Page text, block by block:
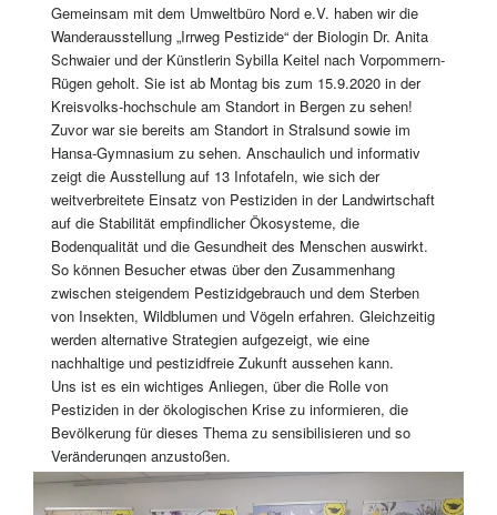
Gemeinsam mit dem Umweltbüro Nord e.V. haben wir die
Wanderausstellung „Irrweg Pestizide“ der Biologin Dr. Anita
Schwaier und der Künstlerin Sybilla Keitel nach Vorpommern-
Rügen geholt. Sie ist ab Montag bis zum 15.9.2020 in der
Kreisvolks-hochschule am Standort in Bergen zu sehen!
Zuvor war sie bereits am Standort in Stralsund sowie im
Hansa-Gymnasium zu sehen. Anschaulich und informativ
zeigt die Ausstellung auf 13 Infotafeln, wie sich der
weitverbreitete Einsatz von Pestiziden in der Landwirtschaft
auf die Stabilität empfindlicher Ökosysteme, die
Bodenqualität und die Gesundheit des Menschen auswirkt.
So können Besucher etwas über den Zusammenhang
zwischen steigendem Pestizidgebrauch und dem Sterben
von Insekten, Wildblumen und Vögeln erfahren. Gleichzeitig
werden alternative Strategien aufgezeigt, wie eine
nachhaltige und pestizidfreie Zukunft aussehen kann.
Uns ist es ein wichtiges Anliegen, über die Rolle von
Pestiziden in der ökologischen Krise zu informieren, die
Bevölkerung für dieses Thema zu sensibilisieren und so
Veränderungen anzustoßen.